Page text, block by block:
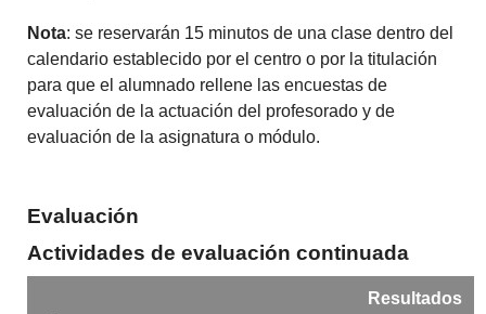
Nota: se reservarán 15 minutos de una clase dentro del
calendario establecido por el centro o por la titulación
para que el alumnado rellene las encuestas de
evaluación de la actuación del profesorado y de
evaluación de la asignatura o módulo.
Evaluación
Actividades de evaluación continuada
Resultados